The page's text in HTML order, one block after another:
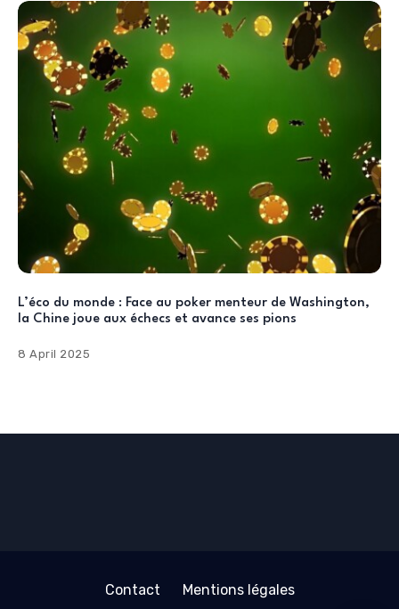
L’éco du monde : Face au poker menteur de Washington,
la Chine joue aux échecs et avance ses pions
8 April 2025
Contact Mentions légales